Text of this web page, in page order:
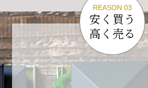
変化の激しい時代だからこそ、初
挑戦を続け、社会に必要とされる
けることをお約束いたします。
今後とも変わらぬご支援、ご指導
う、何卒よろしくお願い申し上げ
REASON 03
安く買う
高く売る